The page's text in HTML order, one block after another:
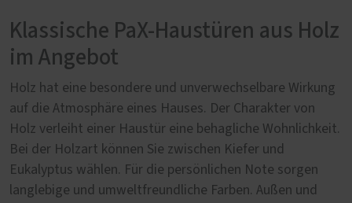
Klassische PaX-Haustüren aus Holz
im Angebot
Holz hat eine besondere und unverwechselbare Wirkung
auf die Atmosphäre eines Hauses. Der Charakter von
Holz verleiht einer Haustür eine behagliche Wohnlichkeit.
Bei der Holzart können Sie zwischen Kiefer und
Eukalyptus wählen. Für die persönlichen Note sorgen
langlebige und umweltfreundliche Farben. Außen und